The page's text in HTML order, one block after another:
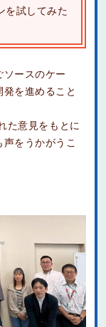
を試してみた
ソースのケー
を進めること
た意見をもとに
をうかがうこ